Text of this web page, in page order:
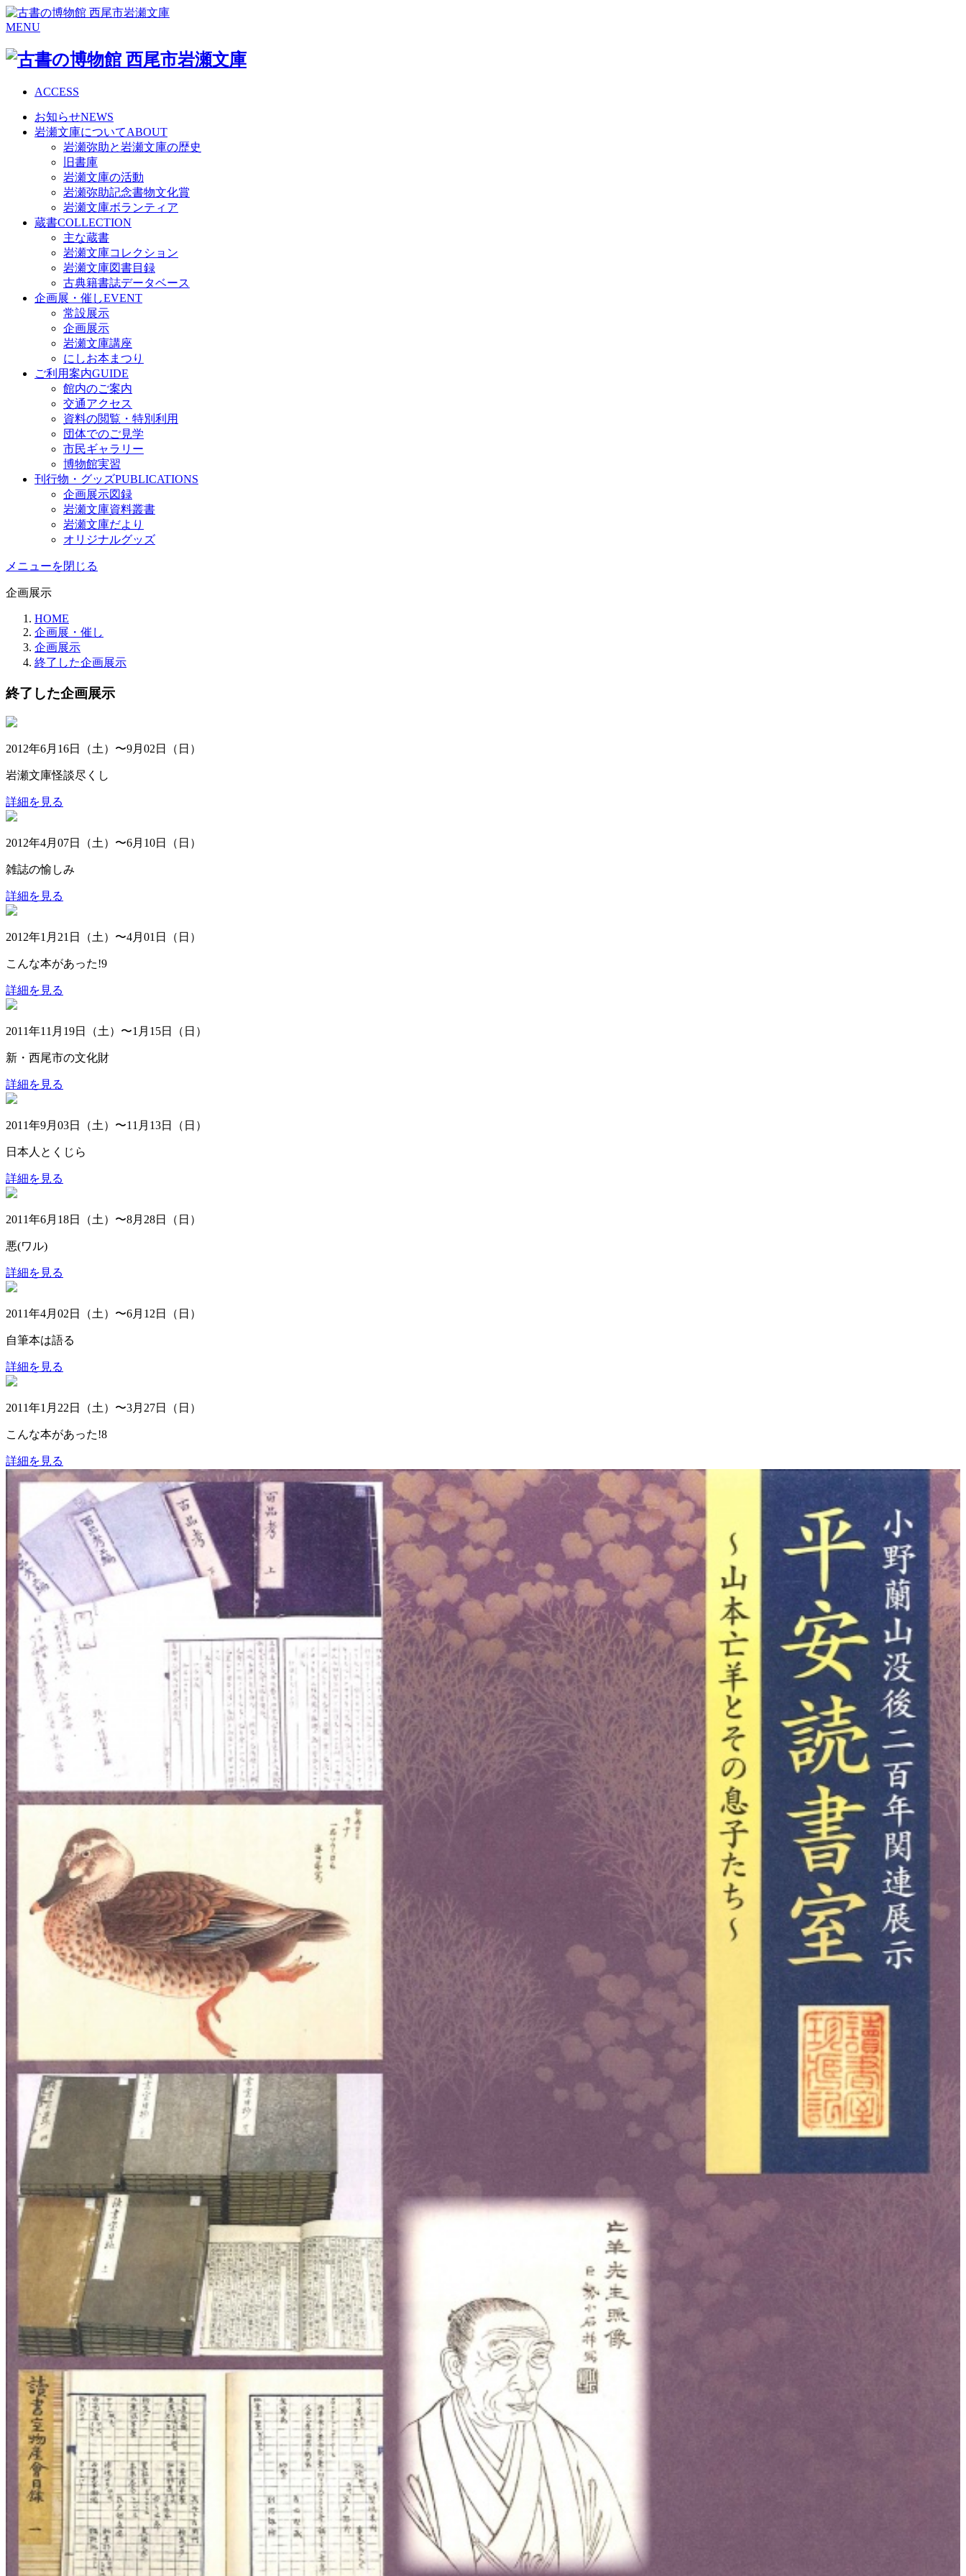
MENU
ACCESS
お知らせNEWS
岩瀬文庫についてABOUT
岩瀬弥助と岩瀬文庫の歴史
旧書庫
岩瀬文庫の活動
岩瀬弥助記念書物文化賞
岩瀬文庫ボランティア
蔵書COLLECTION
主な蔵書
岩瀬文庫コレクション
岩瀬文庫図書目録
古典籍書誌データベース
企画展・催しEVENT
常設展示
企画展示
岩瀬文庫講座
にしお本まつり
ご利用案内GUIDE
館内のご案内
交通アクセス
資料の閲覧・特別利用
団体でのご見学
市民ギャラリー
博物館実習
刊行物・グッズPUBLICATIONS
企画展示図録
岩瀬文庫資料叢書
岩瀬文庫だより
オリジナルグッズ
メニューを閉じる
企画展示
HOME
企画展・催し
企画展示
終了した企画展示
終了した企画展示
2012年6月16日（土）〜9月02日（日）
岩瀬文庫怪談尽くし
詳細を見る
2012年4月07日（土）〜6月10日（日）
雑誌の愉しみ
詳細を見る
2012年1月21日（土）〜4月01日（日）
こんな本があった!9
詳細を見る
2011年11月19日（土）〜1月15日（日）
新・西尾市の文化財
詳細を見る
2011年9月03日（土）〜11月13日（日）
日本人とくじら
詳細を見る
2011年6月18日（土）〜8月28日（日）
悪(ワル)
詳細を見る
2011年4月02日（土）〜6月12日（日）
自筆本は語る
詳細を見る
2011年1月22日（土）〜3月27日（日）
こんな本があった!8
詳細を見る